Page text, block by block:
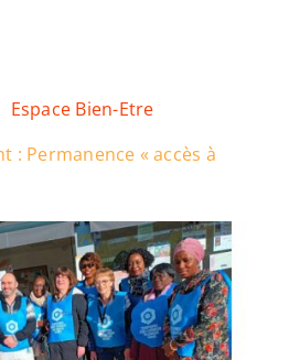
Espace Bien-Etre
: Permanence « accès à